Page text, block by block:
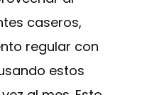
caseros,
regular con
estos